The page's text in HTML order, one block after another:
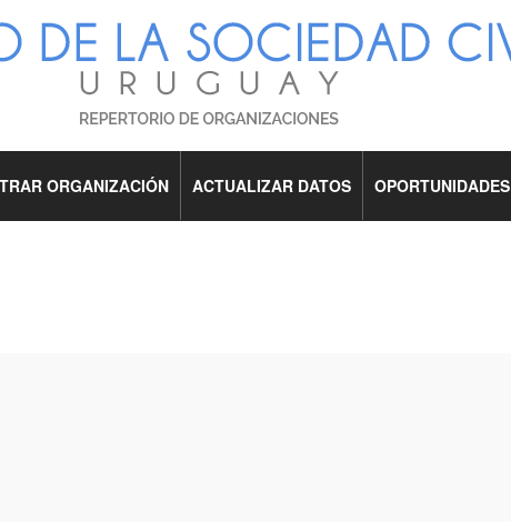
ORGANIZACIÓN ACTUALIZAR DATOS OPORTUNIDADES